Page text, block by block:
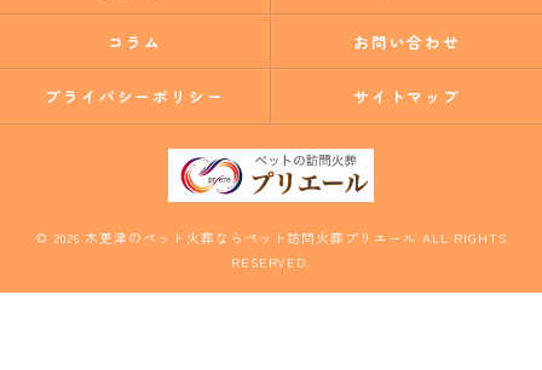
コラム お問い合わせ
プライバシーポリシー サイトマップ
© 2026 木更津のペット火葬ならペット訪問火葬プリエール ALL RIGHTS
RESERVED.